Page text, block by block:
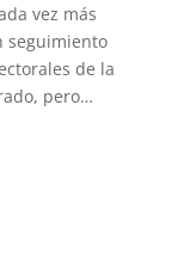
vez más
seguimiento
de la
pero…